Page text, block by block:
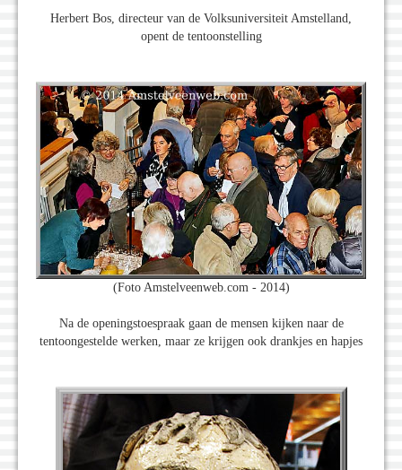
Herbert Bos, directeur van de Volksuniversiteit Amstelland,
opent de tentoonstelling
(Foto Amstelveenweb.com - 2014)
Na de openingstoespraak gaan de mensen kijken naar de
tentoongestelde werken, maar ze krijgen ook drankjes en hapjes